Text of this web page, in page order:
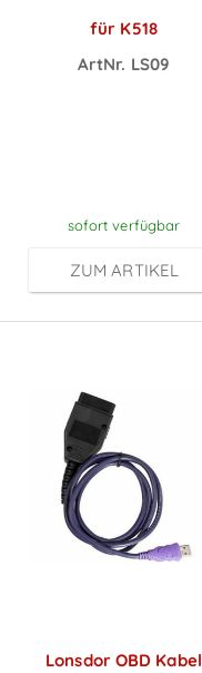
für K518
ArtNr. LS09
sofort verfügbar
ZUM ARTIKEL
Lonsdor OBD Kabel